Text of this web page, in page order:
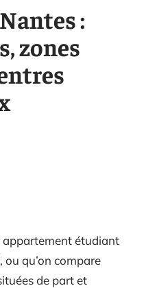
:
zones
appartement étudiant
qu’on compare
de part et